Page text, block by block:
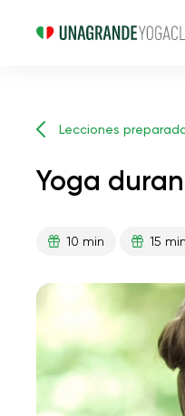
Lecciones
Yoga
10 min 15 min